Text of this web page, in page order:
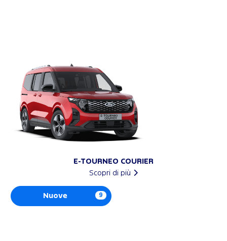
E-TOURNEO COURIER
Scopri di più
Nuove 9